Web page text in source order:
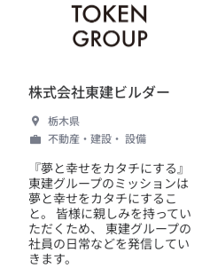
株式会社東建ビルダー
栃木県
不動産・建設・ 設備
『夢と幸せをカタチにする』
東建グループのミッションは
夢と幸せをカタチにするこ
と。 皆様に親しみを持ってい
ただくため、 東建グループの
社員の日常などを発信してい
きます。